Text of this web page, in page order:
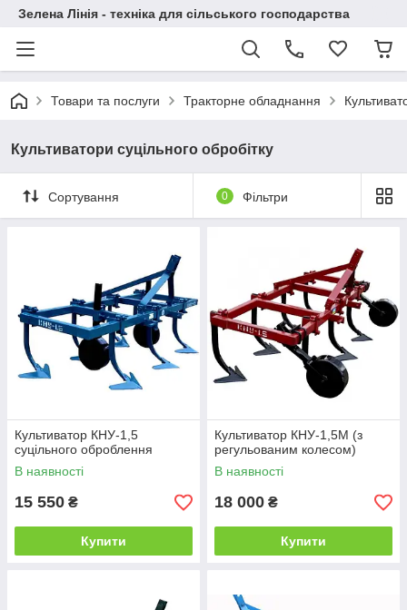
Зелена Лінія - техніка для сільського господарства
Товари та послуги Тракторне обладнання
Культиватори суцільного обробітку
Сортування 0 Фільтри
Культиватор КНУ-1,5
суцільного оброблення
В наявності
15 550 ₴
Купити
Культиватор КНУ-1,5М (з
регульованим колесом)
В наявності
18 000 ₴
Купити